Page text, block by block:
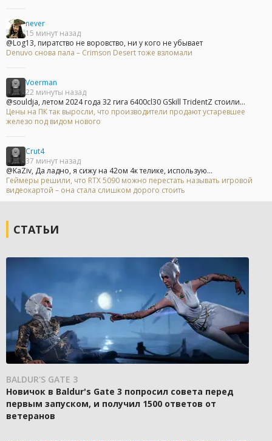
never
15 минут назад
@Log13, пиратство не воровство, ни у кого не убывает
Denuvo снова пала – Crimson Desert тоже взломали
Voerman
22 минуты назад
@souldja, летом 2024 года 32 гига 6400cl30 GSkill TridentZ стоили...
Цены на ПК так выросли, что производители продают устаревшее
железо под видом нового
Crut4
37 минут назад
@KaZiv, Да ладно, я сижу на 42ом 4к телике, использую...
Геймеры решили, что RTX 5090 можно перестать называть игровой
видеокартой – она стала слишком дорого стоить
СТАТЬИ
BALDUR'S GATE 3
Новичок в Baldur's Gate 3 попросил совета перед
первым запуском, и получил 1500 ответов от
ветеранов